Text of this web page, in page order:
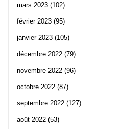
mars 2023 (102)
février 2023 (95)
janvier 2023 (105)
décembre 2022 (79)
novembre 2022 (96)
octobre 2022 (87)
septembre 2022 (127)
août 2022 (53)